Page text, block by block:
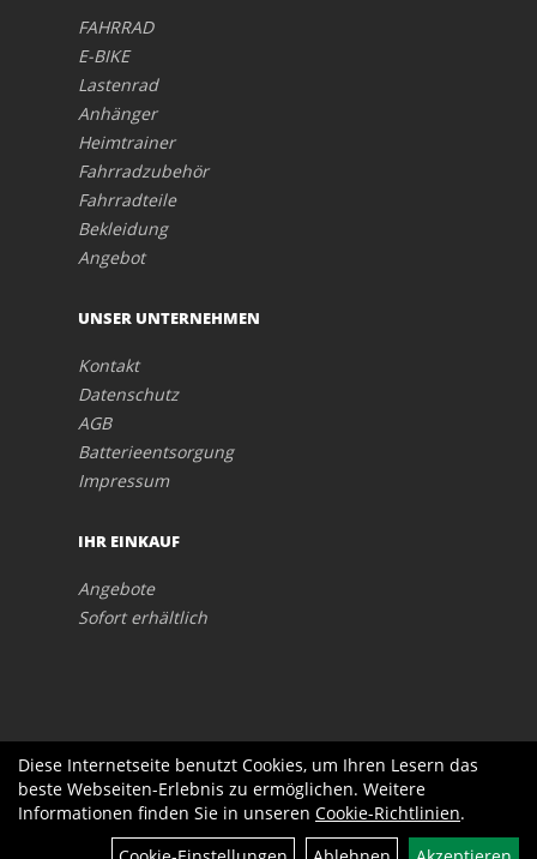
FAHRRAD
E-BIKE
Lastenrad
Anhänger
Heimtrainer
Fahrradzubehör
Fahrradteile
Bekleidung
Angebot
UNSER UNTERNEHMEN
Kontakt
Datenschutz
AGB
Batterieentsorgung
Impressum
IHR EINKAUF
Angebote
Sofort erhältlich
Diese Internetseite benutzt Cookies, um Ihren Lesern das
beste Webseiten-Erlebnis zu ermöglichen. Weitere
Informationen finden Sie in unseren Cookie-Richtlinien.